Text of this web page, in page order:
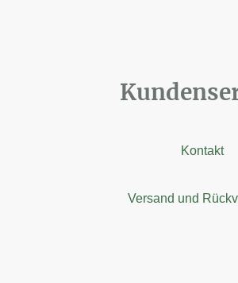
Kontakt
Versand und